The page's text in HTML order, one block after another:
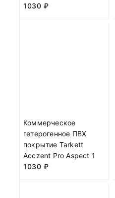
1030 ₽
Коммерческое
гетерогенное ПВХ
покрытие Tarkett
Acczent Pro Aspect 1
1030 ₽